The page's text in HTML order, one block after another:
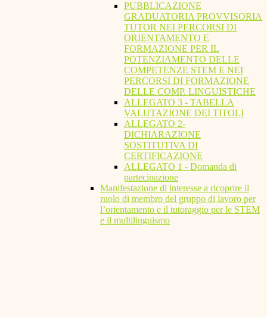
PUBBLICAZIONE
GRADUATORIA PROVVISORIA
TUTOR NEI PERCORSI DI
ORIENTAMENTO E
FORMAZIONE PER IL
POTENZIAMENTO DELLE
COMPETENZE STEM E NEI
PERCORSI DI FORMAZIONE
DELLE COMP. LINGUISTICHE
ALLEGATO 3 - TABELLA
VALUTAZIONE DEI TITOLI
ALLEGATO 2-
DICHIARAZIONE
SOSTITUTIVA DI
CERTIFICAZIONE
ALLEGATO 1 - Domanda di
partecipazione
Manifestazione di interesse a ricoprire il
ruolo di membro del gruppo di lavoro per
l’orientamento e il tutoraggio per le STEM
e il multilinguismo